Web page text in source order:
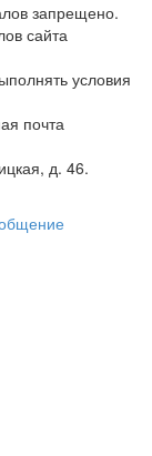
запрещено.
сайта
условия
почта
д. 46.